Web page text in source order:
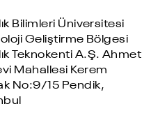
Bilimleri Üniversitesi
Geliştirme Bölgesi
Teknokenti A.Ş. Ahmet
Mahallesi Kerem
No:9/15 Pendik,